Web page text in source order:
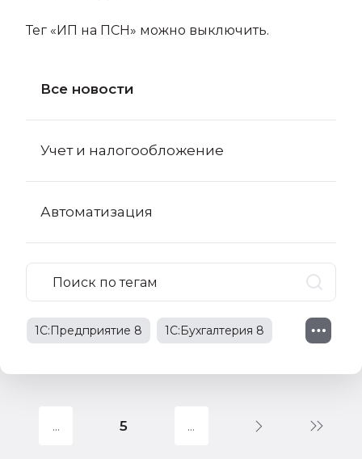
Тег «ИП на ПСН» можно выключить.
Все новости
Учет и налогообложение
Автоматизация
1С:Предприятие 8 1С:Бухгалтерия 8
1С:Бухгалтерия государственного
5